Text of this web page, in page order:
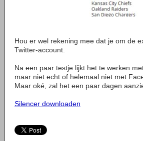
Hou er wel rekening mee dat je om de
Twitter-account.
Na een paar testje lijkt het te werken
maar niet echt of helemaal niet met
Maar oké, zal het een paar dagen
Silencer downloaden